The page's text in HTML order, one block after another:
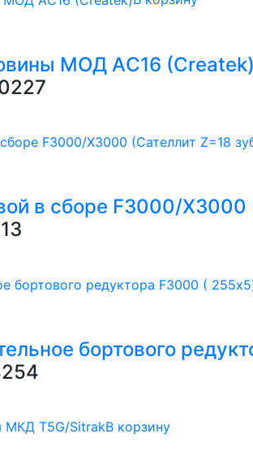
МОД AС16 (Createk)
в сборе F3000/Х3000
бортового
В корзину